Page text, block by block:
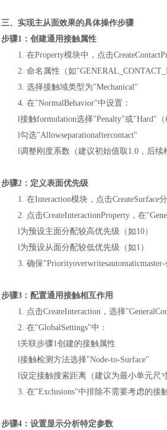
三、实现主从面效果的具体操作步骤
步骤1：创建通用接触属性
1. 在Property模块中，点击
2. 命名属性（如
3. 选择接触域类型为"Mechanical"
4. 在"NormalBehavior"中设置：
l接触formulation选择"Penalty"或"Hard"（
l勾选"Allowseparationaftercontact"
l调整刚度系数（建议初始值取 1.0，后续
步骤2：定义表面优先级
1. 在Interaction模块，点击CreateSurface
2. 点击CreateInteractionProperty，在
l为预设主面分配较高优先级（如10）
l为预设从面分配较低优先级（如1）
3. 确保
步骤3：配置通用接触相互作用
1. 点击CreateInteraction，选择
2. 在"GlobalSettings"中：
l关联步骤1创建的接触属性
l接触检测方法选择"Node-to-Surface"
l设定接触搜索距离（建议为最小单元尺
3. 在"Exclusions"中排除不需要考虑的接
步骤4：设置显示分析特定参数